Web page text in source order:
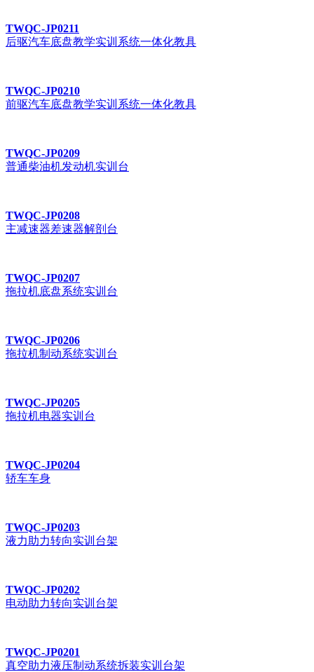
TWQC-JP0211
后驱汽车底盘教学实训系统一体化教具
TWQC-JP0210
前驱汽车底盘教学实训系统一体化教具
TWQC-JP0209
普通柴油机发动机实训台
TWQC-JP0208
主减速器差速器解剖台
TWQC-JP0207
拖拉机底盘系统实训台
TWQC-JP0206
拖拉机制动系统实训台
TWQC-JP0205
拖拉机电器实训台
TWQC-JP0204
轿车车身
TWQC-JP0203
液力助力转向实训台架
TWQC-JP0202
电动助力转向实训台架
TWQC-JP0201
真空助力液压制动系统拆装实训台架